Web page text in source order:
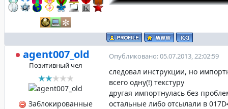
agent007_old
Позитивный чел
Заблокированные
Опубликовано: 05.07.2013, 22:02:59
следовал инструкции, но
всего одну(!) текстуру
другая импортнулась без
остальные либо отсылали в